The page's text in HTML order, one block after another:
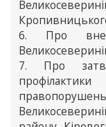
6. Про
7. Про